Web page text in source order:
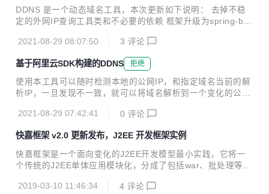
让开发者基本做到无感开发。 该脚手架还集成了自动化测试、
testng、容器化等支持，可以帮助开发者快速启动新项目，提
高研发效率。 技术栈 vue element-ui(Vue Admin Template)
jdk1.8+ spring boot 2.2.4 sp...
DDNS 是一个动态域名工具，本次更新如下说明： 去掉不稳
定的外网IP查询工具类和不必要的依赖 框架升级为spring-boo
持新域名RR，如果当前RR不存在，则会新增一条域名解析记
录 封装Docker，同时支持arm和x86架构
2021-08-29 08:07:50 3 评论
基于阿里云SDK构建的DDNS 拒绝
使用本工具可以随时检测本地的公网IP，和指定域名当前的解
析IP，一旦发现不一致，就可以将域名解析到一个变化的公网I
要架设互联网服务但又苦于没有固定公网IP的童鞋使用，理论
阿里云，阿里云开通access Key服务，相关服务器装jdk1.8及
以上运行环境。 使用方法 阿里云购买域名，并开通access K
ey服务 下载源码并编译 git clone https://gitee.com/fastjrun/
2021-08-29 07:42:41 0 评论
快嘉框架 v2.0 更新发布，J2EE 开发框架实例
快嘉框架是一个面向变化的J2EE开发模型最小实践，它将一
个传统的J2EE单体应用模块化，分成了包括war、批处理等在
en构建，主应用通过spring集成它所依赖的所有jar后可以独立
2019-03-10 11:46:34 4 评论